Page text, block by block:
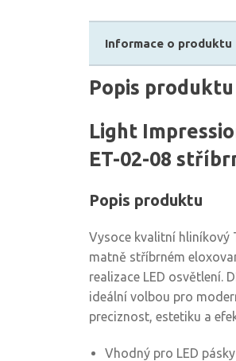
Informace o produktu
Popis produktu
Light
ET-02-08
Popis produktu
Vysoce kvalitní hliníkový
matně stříbrném
realizace LED osvětlení.
ideální volbou pro
preciznost, estetiku a
Vhodný pro LED